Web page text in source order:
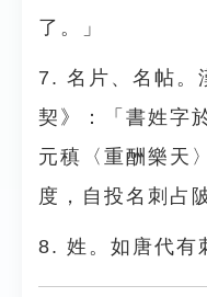
了。」
7. 名片、名帖。
契》：「書姓字
元稹〈重酬樂天
度，自投名刺占
8. 姓。如唐代有